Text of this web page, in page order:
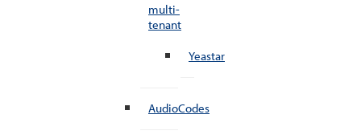
multi-
tenant
Yeastar
AudioCodes